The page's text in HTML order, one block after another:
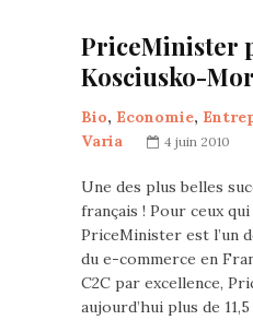
PriceMinister
Kosciusko-
Bio, Economie,
Varia
4 juin 2010
Une des plus belles
français ! Pour ceux
PriceMinister est l’un
du e-commerce en
C2C par excellence,
aujourd’hui plus de